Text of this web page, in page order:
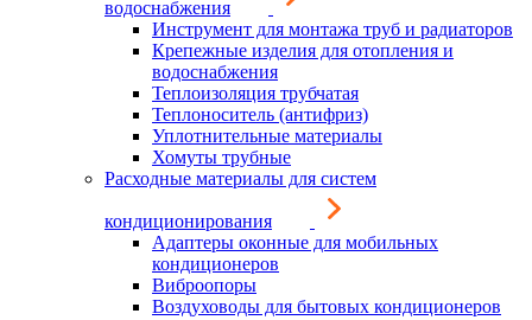
водоснабжения
Инструмент для монтажа труб и радиаторов
Крепежные изделия для отопления и
водоснабжения
Теплоизоляция трубчатая
Теплоноситель (антифриз)
Уплотнительные материалы
Хомуты трубные
Расходные материалы для систем
кондиционирования
Адаптеры оконные для мобильных
кондиционеров
Виброопоры
Воздуховоды для бытовых кондиционеров